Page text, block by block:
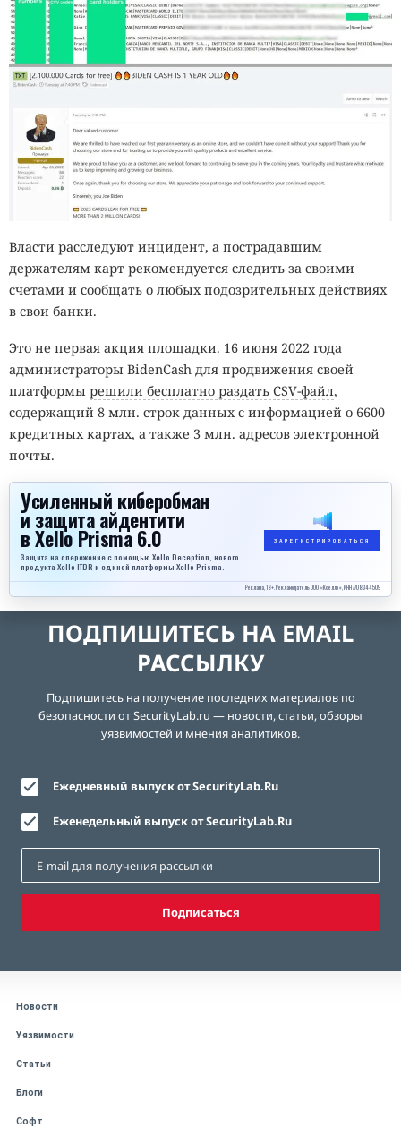
Власти расследуют инцидент, а пострадавшим
держателям карт рекомендуется следить за своими
счетами и сообщать о любых подозрительных действиях
в свои банки.
Это не первая акция площадки. 16 июня 2022 года
администраторы BidenCash для продвижения своей
платформы решили бесплатно раздать CSV-файл,
содержащий 8 млн. строк данных с информацией о 6600
кредитных картах, а также 3 млн. адресов электронной
почты.
Усиленный киберобман
и защита айдентити
в Xello Prisma 6.0
Защита на опережение с помощью Xello Deception, нового
продукта Xello ITDR и единой платформы Xello Prisma.
ЗАРЕГИСТРИРОВАТЬСЯ
Реклама, 18+. Рекламодатель ООО «Кселло», ИНН 7708344509
ПОДПИШИТЕСЬ НА EMAIL
РАССЫЛКУ
Подпишитесь на получение последних материалов по
безопасности от SecurityLab.ru — новости, статьи, обзоры
уязвимостей и мнения аналитиков.
Ежедневный выпуск от SecurityLab.Ru
Еженедельный выпуск от SecurityLab.Ru
Подписаться
Новости
Уязвимости
Статьи
Блоги
Софт